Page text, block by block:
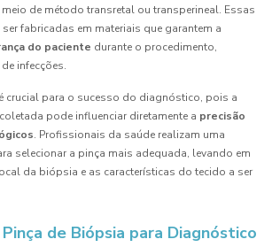
de método transretal ou transperineal. Essas
fabricadas em materiais que garantem a
do paciente durante o procedimento,
infecções.
crucial para o sucesso do diagnóstico, pois a
pode influenciar diretamente a precisão
. Profissionais da saúde realizam uma
selecionar a pinça mais adequada, levando em
da biópsia e as características do tecido a ser
de Biópsia para Diagnóstico